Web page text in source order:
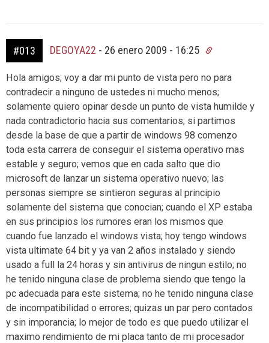
#013 DEGOYA22 - 26 enero 2009 - 16:25
Hola amigos; voy a dar mi punto de vista pero no para
contradecir a ninguno de ustedes ni mucho menos;
solamente quiero opinar desde un punto de vista humilde y
nada contradictorio hacia sus comentarios; si partimos
desde la base de que a partir de windows 98 comenzo
toda esta carrera de conseguir el sistema operativo mas
estable y seguro; vemos que en cada salto que dio
microsoft de lanzar un sistema operativo nuevo; las
personas siempre se sintieron seguras al principio
solamente del sistema que conocian; cuando el XP estaba
en sus principios los rumores eran los mismos que
cuando fue lanzado el windows vista; hoy tengo windows
vista ultimate 64 bit y ya van 2 años instalado y siendo
usado a full la 24 horas y sin antivirus de ningun estilo; no
he tenido ninguna clase de problema siendo que tengo la
pc adecuada para este sistema; no he tenido ninguna clase
de incompatibilidad o errores; quizas un par pero contados
y sin imporancia; lo mejor de todo es que puedo utilizar el
maximo rendimiento de mi placa tanto de mi procesador